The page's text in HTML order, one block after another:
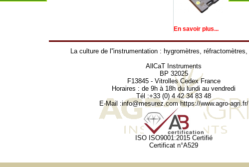
En savoir plus...
La culture de l''instrumentation : hygromètres, réfractomètres,
AllCaT Instruments
BP 32025
F13845 - Vitrolles Cedex France
Horaires : de 9h à 18h du lundi au vendredi
Tél :+33 (0) 4 42 34 83 48
E-Mail :info@mesurez.com https://www.agro-agri.fr/
ISO ISO9001:2015 Certifié
Certificat n°A529